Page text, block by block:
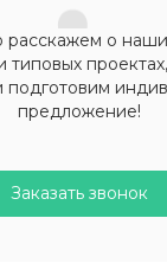
о
типовых
подготовим
предложение!
Заказать звонок